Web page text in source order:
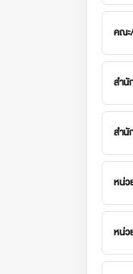
คณะ
สำนั
สำนั
หน่ว
หน่ว